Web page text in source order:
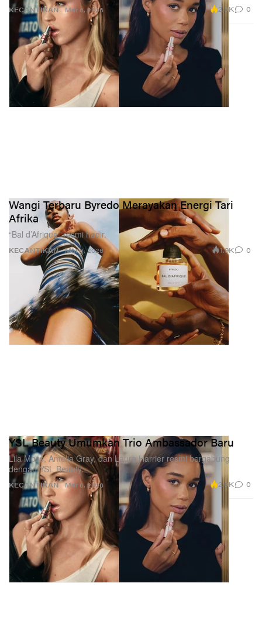
KECANTIKAN Mar 6, 2026 2.0K 0
KECANTIKAN
Wangi Terbaru Byredo Merayakan Energi Tari
Afrika
“Bal d’Afrique” resmi hadir.
Mar 6, 2026 1.9K 0
KECANTIKAN
YSL Beauty Umumkan Trio Ambassador Baru
Lila Moss, Amelia Gray, dan Laura Harrier resmi bergabung
dengan YSL Beauty.
Mar 6, 2026 2.0K 0